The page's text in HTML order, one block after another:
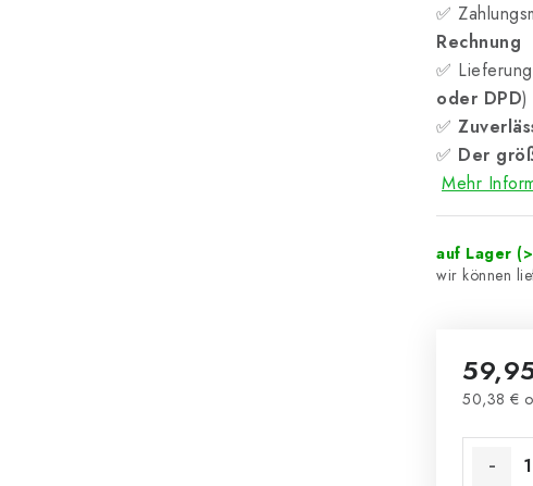
✅
Rechnung
✅
oder DPD)
✅
✅ Der
Mehr
auf Lager
50,38 €